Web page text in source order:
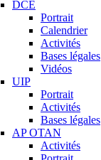
DCE
Portrait
Calendrier
Activités
Bases légales
Vidéos
UIP
Portrait
Activités
Bases légales
AP OTAN
Activités